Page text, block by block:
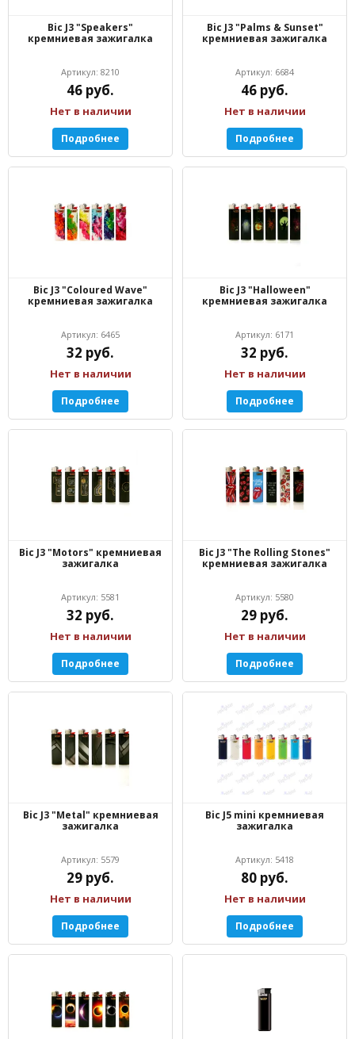
Bic J3 "Speakers"
кремниевая зажигалка
Артикул: 8210
46 руб.
Нет в наличии
Подробнее
Bic J3 "Palms & Sunset"
кремниевая зажигалка
Артикул: 6684
46 руб.
Нет в наличии
Подробнее
Bic J3 "Coloured Wave"
кремниевая зажигалка
Артикул: 6465
32 руб.
Нет в наличии
Подробнее
Bic J3 "Halloween"
кремниевая зажигалка
Артикул: 6171
32 руб.
Нет в наличии
Подробнее
Bic J3 "Motors" кремниевая
зажигалка
Артикул: 5581
32 руб.
Нет в наличии
Подробнее
Bic J3 "The Rolling Stones"
кремниевая зажигалка
Артикул: 5580
29 руб.
Нет в наличии
Подробнее
Bic J3 "Metal" кремниевая
зажигалка
Артикул: 5579
29 руб.
Нет в наличии
Подробнее
Bic J5 mini кремниевая
зажигалка
Артикул: 5418
80 руб.
Нет в наличии
Подробнее